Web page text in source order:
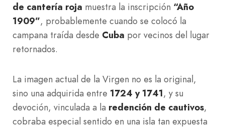
de cantería roja muestra la inscripción “Año
1909”, probablemente cuando se colocó la
campana traída desde Cuba por vecinos del lugar
retornados.
La imagen actual de la Virgen no es la original,
sino una adquirida entre 1724 y 1741, y su
devoción, vinculada a la redención de cautivos,
cobraba especial sentido en una isla tan expuesta